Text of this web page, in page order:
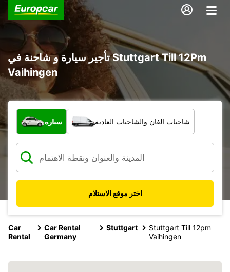
تأجير سيارة و شاحنة في Stuttgart Till 12Pm
Vaihingen
ما نوع المركبة؟
سيارة شاحنات الفان والشاحنات العادية
اختر موقع الاستلام
Car
Rental
Car Rental
Germany
Stuttgart
Stuttgart Till 12pm
Vaihingen